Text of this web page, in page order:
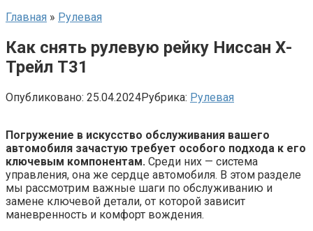
Главная » Рулевая
Как снять рулевую рейку Ниссан Х-
Трейл Т31
Опубликовано: 25.04.2024Рубрика: Рулевая
Погружение в искусство обслуживания вашего
автомобиля зачастую требует особого подхода к его
ключевым компонентам. Среди них — система
управления, она же сердце автомобиля. В этом разделе
мы рассмотрим важные шаги по обслуживанию и
замене ключевой детали, от которой зависит
маневренность и комфорт вождения.